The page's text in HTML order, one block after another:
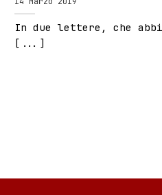
In due lettere, che
[...]